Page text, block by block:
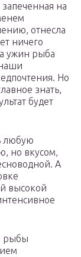
на
отнесла
ничего
ужин рыба
Но
знать,
будет
любую
но вкусом,
А
высокой
рыбы